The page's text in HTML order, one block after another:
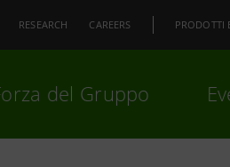
RESEARCH CAREERS PRODOTTI
del Gruppo